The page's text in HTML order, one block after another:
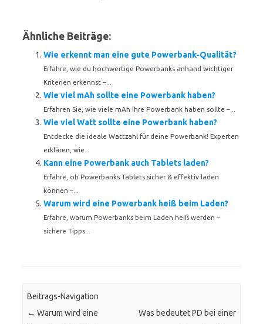
Ähnliche Beiträge:
Wie erkennt man eine gute Powerbank-Qualität?
Erfahre, wie du hochwertige Powerbanks anhand wichtiger
Kriterien erkennst –...
Wie viel mAh sollte eine Powerbank haben?
Erfahren Sie, wie viele mAh Ihre Powerbank haben sollte –...
Wie viel Watt sollte eine Powerbank haben?
Entdecke die ideale Wattzahl für deine Powerbank! Experten
erklären, wie...
Kann eine Powerbank auch Tablets laden?
Erfahre, ob Powerbanks Tablets sicher & effektiv laden
können –...
Warum wird eine Powerbank heiß beim Laden?
Erfahre, warum Powerbanks beim Laden heiß werden –
sichere Tipps...
Beitrags-Navigation
← Warum wird eine
Was bedeutet PD bei einer